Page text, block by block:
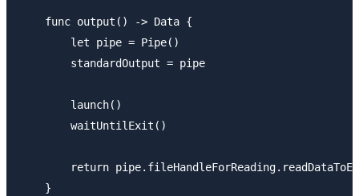
    func output() -> Data {
        let pipe = Pipe()
        standardOutput = pipe
        launch()
        waitUntilExit()
return
    }